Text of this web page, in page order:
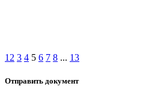
1 2 3 4 5 6 7 8 ... 13
Отправить документ